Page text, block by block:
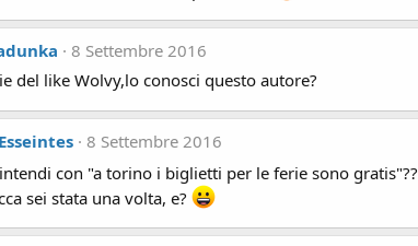
8 Settembre 2016
del like Wolvy,lo conosci questo autore?
8 Settembre 2016
con "a torino i biglietti per le ferie sono gratis"??
sei stata una volta, e?